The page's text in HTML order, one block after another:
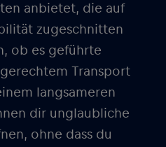
anbietet, die auf
zugeschnitten
ob es geführte
Transport
langsameren
dir unglaubliche
ohne dass du